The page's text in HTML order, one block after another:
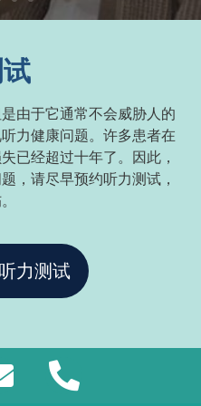
由于它通常不会威胁人的
力健康问题。许多患者在
已经超过十年了。因此，
，请尽早预约听力测试，
力测试